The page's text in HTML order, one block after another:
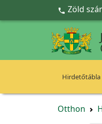
Ugrás a fő tartalomra
 Zöld
Hirdetőtábla
Otthon